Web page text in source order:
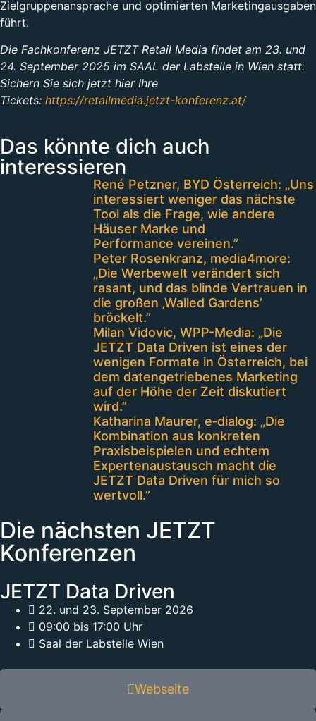
Zielgruppenansprache und optimierten Marketingausgaben
führt.
Die Fachkonferenz JETZT Retail Media findet am 23. und
24. September 2025 im SAAL der Labstelle in Wien statt.
Sichern Sie sich jetzt hier Ihre
Tickets: https://retailmedia.jetzt-konferenz.at/
Das könnte dich auch
interessieren
René Petzner, BYD Österreich: „Uns
interessiert weniger das nächste
Tool als die Frage, wie andere
Häuser Marke und
Performance vereinen.”
Peter Rosenkranz, media4more:
„Die Werbewelt verändert sich
rasant, und das blinde Vertrauen in
die großen ‚Walled Gardens’
bröckelt.”
Milan Vidovic, WPP-Media: „Die
JETZT Data Driven ist eines der
wenigen Formate in Österreich, bei
dem datengetriebenes Marketing
auf der Höhe der Zeit diskutiert
wird.”
Katharina Maurer, e‑dialog: „Die
Kombination aus konkreten
Praxisbeispielen und echtem
Expertenaustausch macht die
JETZT Data Driven für mich so
wertvoll.”
Die nächsten JETZT
Konferenzen
JETZT Data Driven
22. und 23. September 2026
09:00 bis 17:00 Uhr
Saal der Labstelle Wien
Webseite